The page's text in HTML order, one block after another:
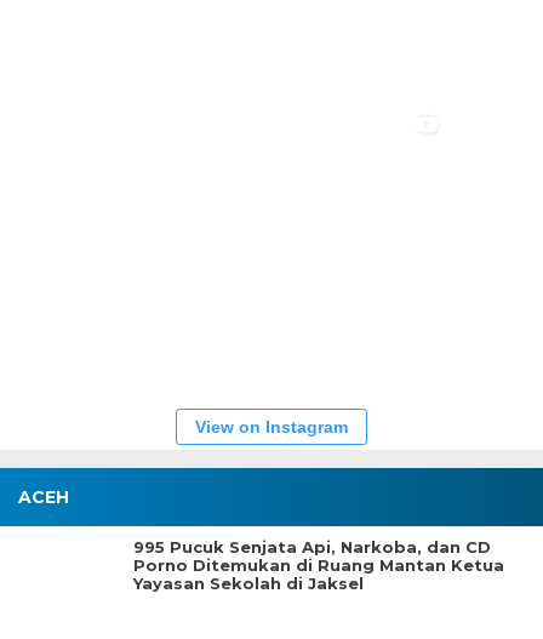
View on Instagram
ACEH
995 Pucuk Senjata Api, Narkoba, dan CD
Porno Ditemukan di Ruang Mantan Ketua
Yayasan Sekolah di Jaksel